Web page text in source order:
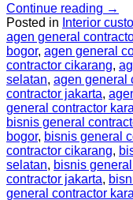
Continue reading →
Posted in Interior
agen general
bogor, agen general
contractor cikarang,
selatan, agen general
contractor jakarta,
general contractor
bisnis general
bogor, bisnis general
contractor cikarang,
selatan, bisnis
contractor jakarta,
general contractor